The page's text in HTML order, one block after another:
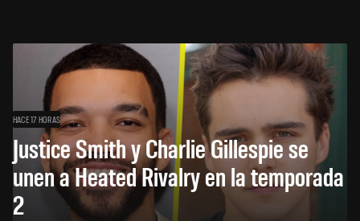
HACE 17 HORAS
Justice Smith y Charlie Gillespie se
unen a Heated Rivalry en la temporada
2